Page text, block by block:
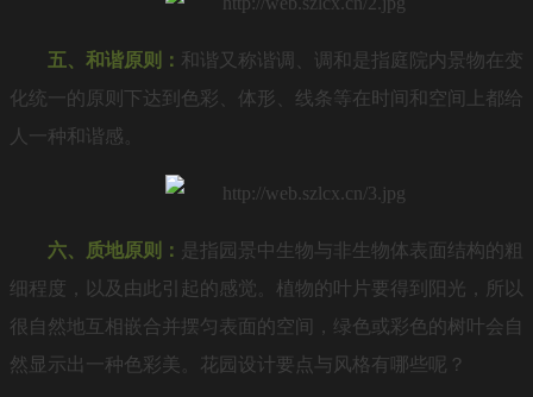
五、和谐原则： 和谐又称谐调、调和是指庭院内景物在变
化统一的原则下达到色彩、体形、线条等在时间和空间上都给
人一种和谐感。
六、质地原则：
是指园景中生物与非生物体表面结构的粗
细程度，以及由此引起的感觉。植物的叶片要得到阳光，所以
很自然地互相嵌合并摆匀表面的空间，绿色或彩色的树叶会自
然显示出一种色彩美。花园设计要点与风格有哪些呢？